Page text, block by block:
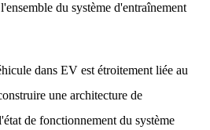
du système d'entraînement
dans EV est étroitement liée au
une architecture de
de fonctionnement du système